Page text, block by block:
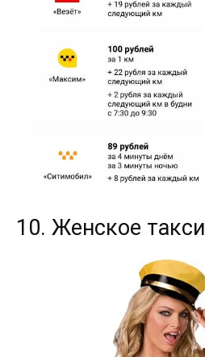
10. Женское такси